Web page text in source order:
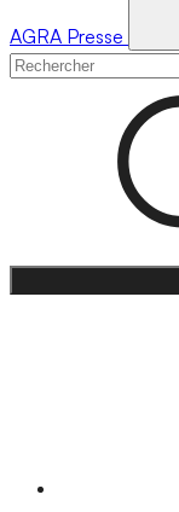
AGRA Presse